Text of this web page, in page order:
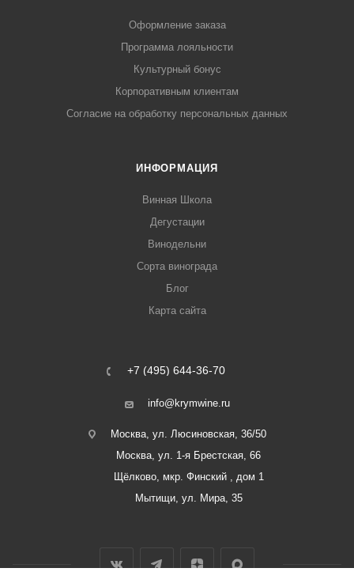
Оформление заказа
Программа лояльности
Культурный бонус
Корпоративным клиентам
Согласие на обработку персональных данных
ИНФОРМАЦИЯ
Винная Школа
Дегустации
Винодельни
Сорта винограда
Блог
Карта сайта
+7 (495) 644-36-70
info@krymwine.ru
Москва, ул. Люсиновская, 36/50
Москва, ул. 1-я Брестская, 66
Щёлково, мкр. Финский , дом 1
Мытищи, ул. Мира, 35